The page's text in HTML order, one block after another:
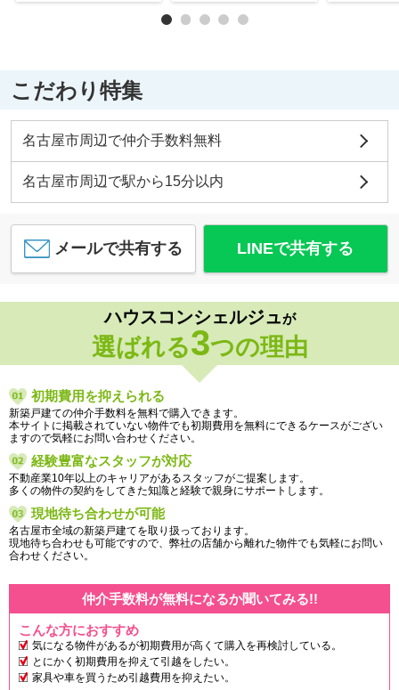
こだわり特集
名古屋市周辺で仲介手数料無料
名古屋市周辺で駅から15分以内
メールで共有する LINEで共有する
ハウスコンシェルジュが
選ばれる3つの理由
初期費用を抑えられる
新築戸建ての仲介手数料を無料で購入できます。
本サイトに掲載されていない物件でも初期費用を無料にできるケースがござい
ますので気軽にお問い合わせください。
経験豊富なスタッフが対応
不動産業10年以上のキャリアがあるスタッフがご提案します。
多くの物件の契約をしてきた知識と経験で親身にサポートします。
現地待ち合わせが可能
名古屋市全域の新築戸建てを取り扱っております。
現地待ち合わせも可能ですので、弊社の店舗から離れた物件でも気軽にお問い
合わせください。
仲介手数料が無料になるか聞いてみる!!
こんな方におすすめ
気になる物件があるが初期費用が高くて購入を再検討している。
とにかく初期費用を抑えて引越をしたい。
家具や車を買うため引越費用を抑えたい。